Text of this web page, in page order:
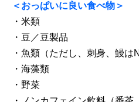
＜おっぱいに良い食べ物＞
・米類
・豆／豆製品
・魚類（ただし、刺身、鰻は
・海藻類
・野菜